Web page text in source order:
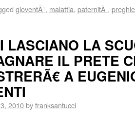
gioventÃ¹, malattia, paternitÃ ,
LASCIANO LA
IL PRETE
A
2010byfranksantucci